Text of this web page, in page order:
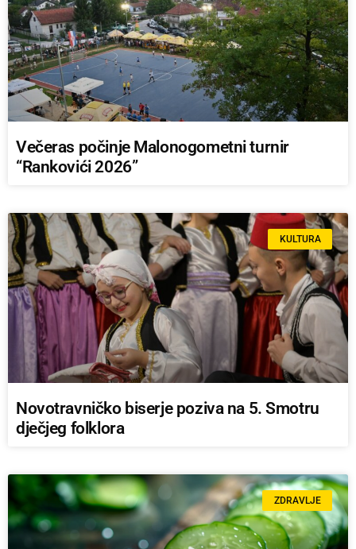
Večeras počinje Malonogometni turnir
“Rankovići 2026”
KULTURA
Novotravničko biserje poziva na 5. Smotru
dječjeg folklora
ZDRAVLJE